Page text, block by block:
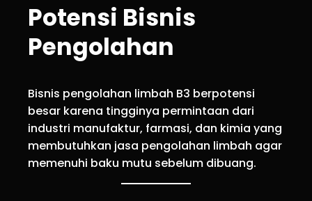
Potensi Bisnis
Pengolahan
Bisnis pengolahan limbah B3 berpotensi
besar karena tingginya permintaan dari
industri manufaktur, farmasi, dan kimia yang
membutuhkan jasa pengolahan limbah agar
memenuhi baku mutu sebelum dibuang.